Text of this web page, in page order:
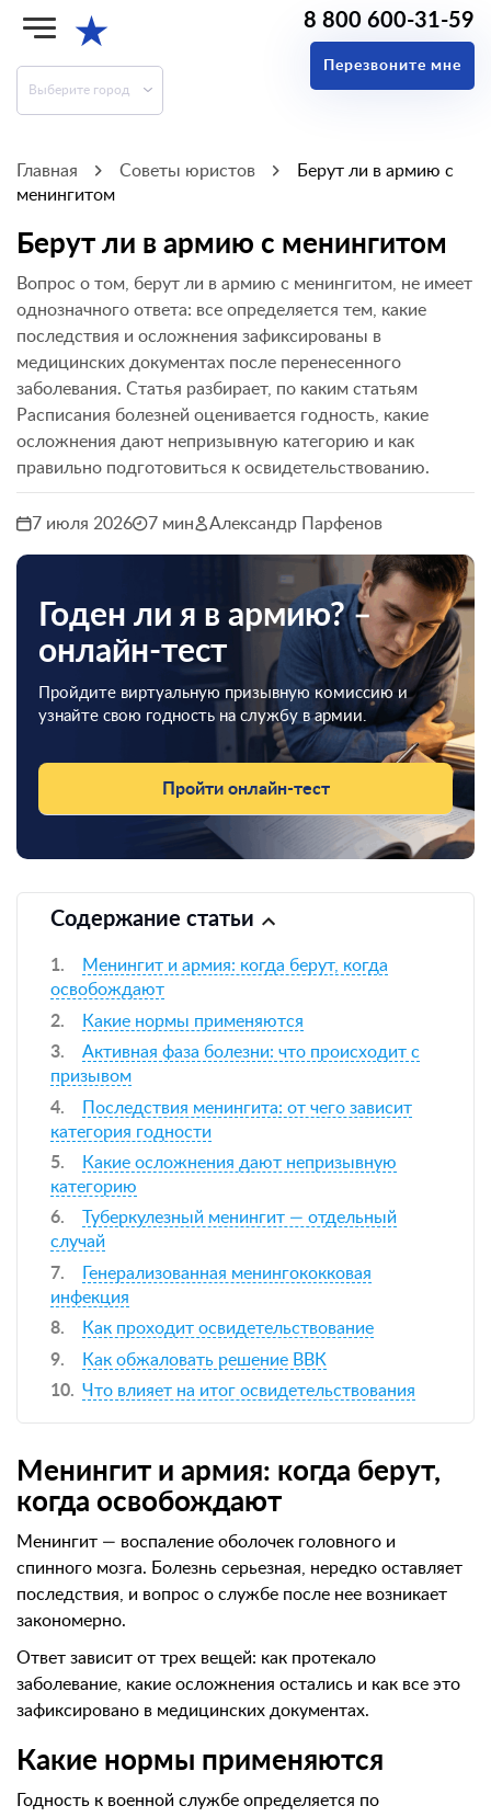
★
Выберите город
8 800 600-31-59
Перезвоните мне
Главная Советы юристов
Берут ли в армию с
менингитом
Берут ли в армию с менингитом
Вопрос о том, берут ли в армию с менингитом, не имеет
однозначного ответа: все определяется тем, какие
последствия и осложнения зафиксированы в
медицинских документах после перенесенного
заболевания. Статья разбирает, по каким статьям
Расписания болезней оценивается годность, какие
осложнения дают непризывную категорию и как
правильно подготовиться к освидетельствованию.
7 июля 2026 7 мин Александр Парфенов
Годен ли я в армию? –
онлайн-тест
Пройдите виртуальную призывную комиссию и
узнайте свою годность на службу в армии.
Пройти онлайн-тест
Содержание статьи
Менингит и армия: когда берут, когда
освобождают
Какие нормы применяются
Активная фаза болезни: что происходит с
призывом
Последствия менингита: от чего зависит
категория годности
Какие осложнения дают непризывную
категорию
Туберкулезный менингит — отдельный
случай
Генерализованная менингококковая
инфекция
Как проходит освидетельствование
Как обжаловать решение ВВК
Что влияет на итог освидетельствования
Менингит и армия: когда берут,
когда освобождают
Менингит — воспаление оболочек головного и
спинного мозга. Болезнь серьезная, нередко оставляет
последствия, и вопрос о службе после нее возникает
закономерно.
Ответ зависит от трех вещей: как протекало
заболевание, какие осложнения остались и как все это
зафиксировано в медицинских документах.
Какие нормы применяются
Годность к военной службе определяется по